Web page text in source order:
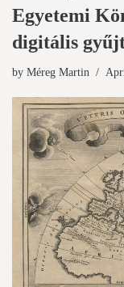
Egyetemi
digitális
by Méreg Martin